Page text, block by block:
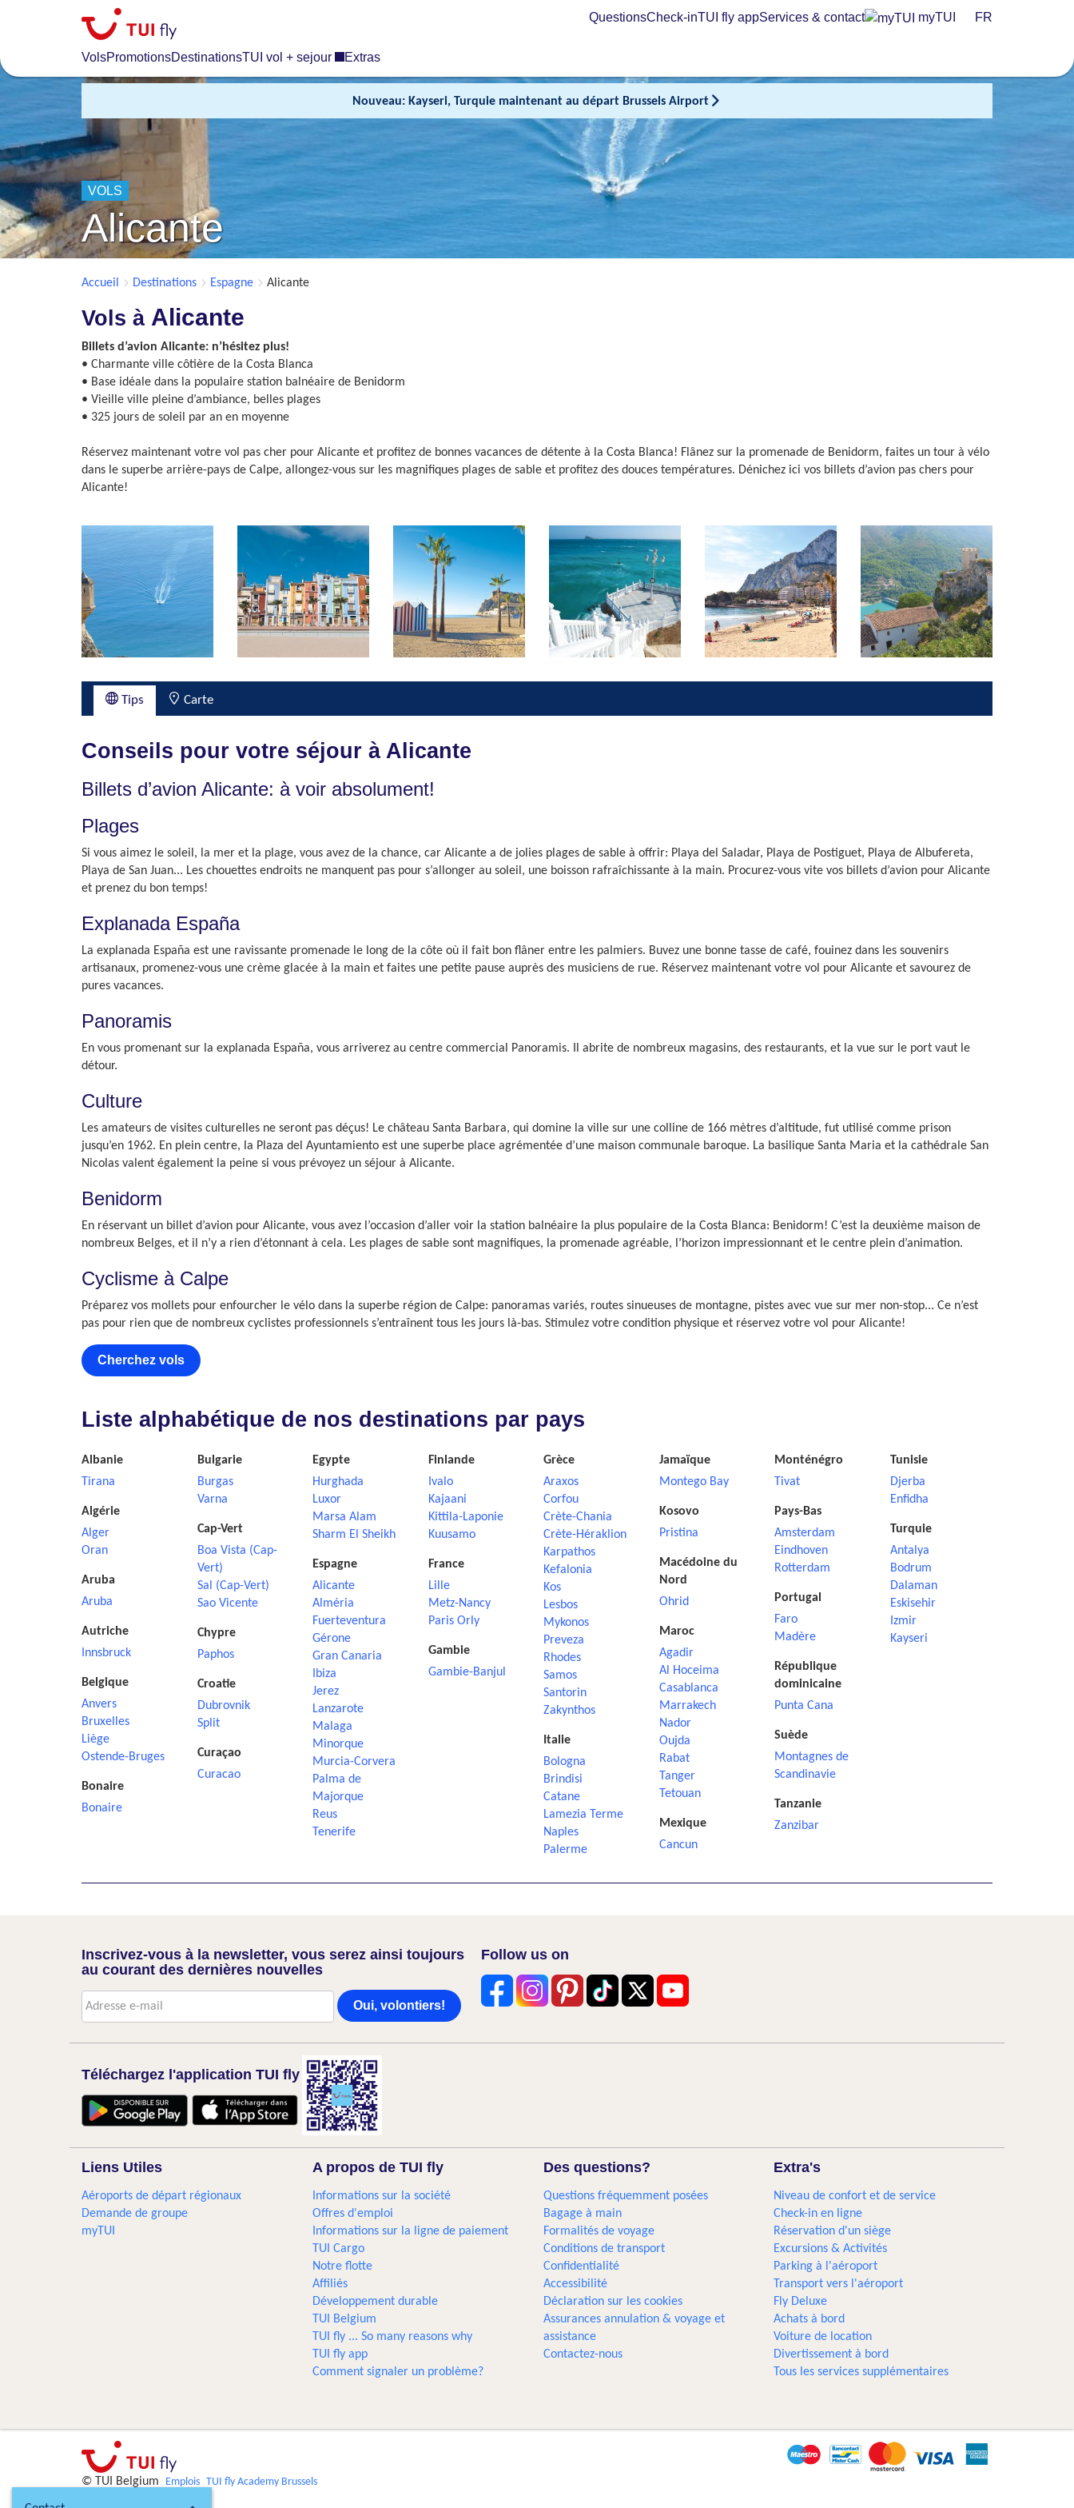
content
VolsPromotionsDestinationsTUI vol + sejour Extras
QuestionsCheck-inTUI fly appServices & contact myTUI FR
Nouveau: Kayseri, Turquie maintenant au départ Brussels Airport
VOLS
Alicante
Accueil Destinations Espagne Alicante
Vols à Alicante
Billets d’avion Alicante: n’hésitez plus!
• Charmante ville côtière de la Costa Blanca
• Base idéale dans la populaire station balnéaire de Benidorm
• Vieille ville pleine d’ambiance, belles plages
• 325 jours de soleil par an en moyenne
Réservez maintenant votre vol pas cher pour Alicante et profitez de bonnes vacances de détente à la Costa Blanca! Flânez sur la promenade de Benidorm, faites un tour à vélo
dans le superbe arrière-pays de Calpe, allongez-vous sur les magnifiques plages de sable et profitez des douces températures. Dénichez ici vos billets d’avion pas chers pour
Alicante!
Tips Carte
Conseils pour votre séjour à Alicante
Billets d’avion Alicante: à voir absolument!
Plages
Si vous aimez le soleil, la mer et la plage, vous avez de la chance, car Alicante a de jolies plages de sable à offrir: Playa del Saladar, Playa de Postiguet, Playa de Albufereta,
Playa de San Juan... Les chouettes endroits ne manquent pas pour s’allonger au soleil, une boisson rafraîchissante à la main. Procurez-vous vite vos billets d’avion pour Alicante
et prenez du bon temps!
Explanada España
La explanada España est une ravissante promenade le long de la côte où il fait bon flâner entre les palmiers. Buvez une bonne tasse de café, fouinez dans les souvenirs
artisanaux, promenez-vous une crème glacée à la main et faites une petite pause auprès des musiciens de rue. Réservez maintenant votre vol pour Alicante et savourez de
pures vacances.
Panoramis
En vous promenant sur la explanada España, vous arriverez au centre commercial Panoramis. Il abrite de nombreux magasins, des restaurants, et la vue sur le port vaut le
détour.
Culture
Les amateurs de visites culturelles ne seront pas déçus! Le château Santa Barbara, qui domine la ville sur une colline de 166 mètres d’altitude, fut utilisé comme prison
jusqu’en 1962. En plein centre, la Plaza del Ayuntamiento est une superbe place agrémentée d’une maison communale baroque. La basilique Santa Maria et la cathédrale San
Nicolas valent également la peine si vous prévoyez un séjour à Alicante.
Benidorm
En réservant un billet d’avion pour Alicante, vous avez l’occasion d’aller voir la station balnéaire la plus populaire de la Costa Blanca: Benidorm! C’est la deuxième maison de
nombreux Belges, et il n’y a rien d’étonnant à cela. Les plages de sable sont magnifiques, la promenade agréable, l’horizon impressionnant et le centre plein d’animation.
Cyclisme à Calpe
Préparez vos mollets pour enfourcher le vélo dans la superbe région de Calpe: panoramas variés, routes sinueuses de montagne, pistes avec vue sur mer non-stop... Ce n’est
pas pour rien que de nombreux cyclistes professionnels s’entraînent tous les jours là-bas. Stimulez votre condition physique et réservez votre vol pour Alicante!
Cherchez vols
Liste alphabétique de nos destinations par pays
Albanie
Tirana
Algérie
Alger
Oran
Aruba
Aruba
Autriche
Innsbruck
Belgique
Anvers
Bruxelles
Liège
Ostende-Bruges
Bonaire
Bonaire
Bulgarie
Burgas
Varna
Cap-Vert
Boa Vista (Cap-
Vert)
Sal (Cap-Vert)
Sao Vicente
Chypre
Paphos
Croatie
Dubrovnik
Split
Curaçao
Curacao
Egypte
Hurghada
Luxor
Marsa Alam
Sharm El Sheikh
Espagne
Alicante
Alméria
Fuerteventura
Gérone
Gran Canaria
Ibiza
Jerez
Lanzarote
Malaga
Minorque
Murcia-Corvera
Palma de
Majorque
Reus
Tenerife
Finlande
Ivalo
Kajaani
Kittila-Laponie
Kuusamo
France
Lille
Metz-Nancy
Paris Orly
Gambie
Gambie-Banjul
Grèce
Araxos
Corfou
Crète-Chania
Crète-Héraklion
Karpathos
Kefalonia
Kos
Lesbos
Mykonos
Preveza
Rhodes
Samos
Santorin
Zakynthos
Italie
Bologna
Brindisi
Catane
Lamezia Terme
Naples
Palerme
Jamaïque
Montego Bay
Kosovo
Pristina
Macédoine du
Nord
Ohrid
Maroc
Agadir
Al Hoceima
Casablanca
Marrakech
Nador
Oujda
Rabat
Tanger
Tetouan
Mexique
Cancun
Monténégro
Tivat
Pays-Bas
Amsterdam
Eindhoven
Rotterdam
Portugal
Faro
Madère
République
dominicaine
Punta Cana
Suède
Montagnes de
Scandinavie
Tanzanie
Zanzibar
Tunisie
Djerba
Enfidha
Turquie
Antalya
Bodrum
Dalaman
Eskisehir
Izmir
Kayseri
Inscrivez-vous à la newsletter, vous serez ainsi toujours
au courant des dernières nouvelles
Oui, volontiers!
Follow us on
Téléchargez l'application TUI fly
Liens Utiles
Aéroports de départ régionaux
Demande de groupe
myTUI
A propos de TUI fly
Informations sur la société
Offres d'emploi
Informations sur la ligne de paiement
TUI Cargo
Notre flotte
Affiliés
Développement durable
TUI Belgium
TUI fly ... So many reasons why
TUI fly app
Comment signaler un problème?
Des questions?
Questions fréquemment posées
Bagage à main
Formalités de voyage
Conditions de transport
Confidentialité
Accessibilité
Déclaration sur les cookies
Assurances annulation & voyage et
assistance
Contactez-nous
Extra's
Niveau de confort et de service
Check-in en ligne
Réservation d'un siège
Excursions & Activités​
Parking à l'aéroport
Transport vers l'aéroport
Fly Deluxe
Achats à bord
Voiture de location
Divertissement à bord
Tous les services supplémentaires
© TUI Belgium Emplois TUI fly Academy Brussels